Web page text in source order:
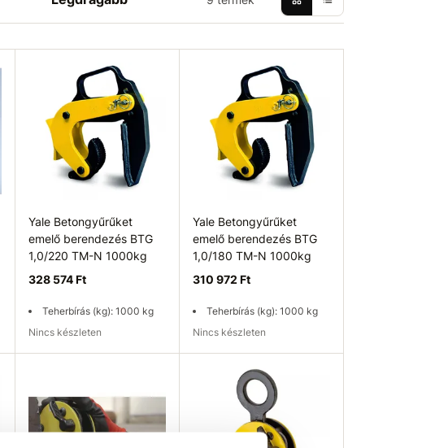
Yale Betongyűrűket
emelő berendezés BTG
1,0/220 TM-N 1000kg
328 574 Ft
Teherbírás (kg): 1000 kg
Nincs készleten
Yale Betongyűrűket
emelő berendezés BTG
1,0/180 TM-N 1000kg
310 972 Ft
Teherbírás (kg): 1000 kg
Nincs készleten
Elérhetőség ellenőrzése